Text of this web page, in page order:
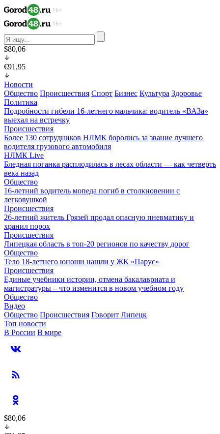
$80,06
€91,95
Новости
Общество Происшествия Спорт Бизнес Культура Здоровье
Политика
Подробности гибели 16-летнего мальчика: водитель «ВАЗа»
выехал на встречку
Происшествия
Более 130 сотрудников НЛМК боролись за звание лучшего
водителя грузового автомобиля
НЛМК Live
Бледная поганка расплодилась в лесах области — как четверть
века назад
Общество
16-летний водитель мопеда погиб в столкновении с
легковушкой
Происшествия
26-летний житель Грязей продал опасную пневматику и
хранил порох
Происшествия
Липецкая область в топ-20 регионов по качеству дорог
Общество
Тело 18-летнего юноши нашли у ЖК «Парус»
Происшествия
Единые учебники истории, отмена бакалавриата и
магистратуры – что изменится в новом учебном году
Общество
Видео
Общество Происшествия Говорит Липецк
Топ новости
В России В мире
$80,06